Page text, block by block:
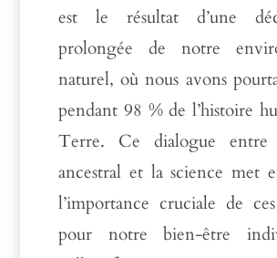
est le résultat d’une
prolongée de notre
naturel, où nous avons
pendant 98 % de l’histoire
Terre. Ce dialogue entre
ancestral et la science met
l’importance cruciale de
pour notre bien-être